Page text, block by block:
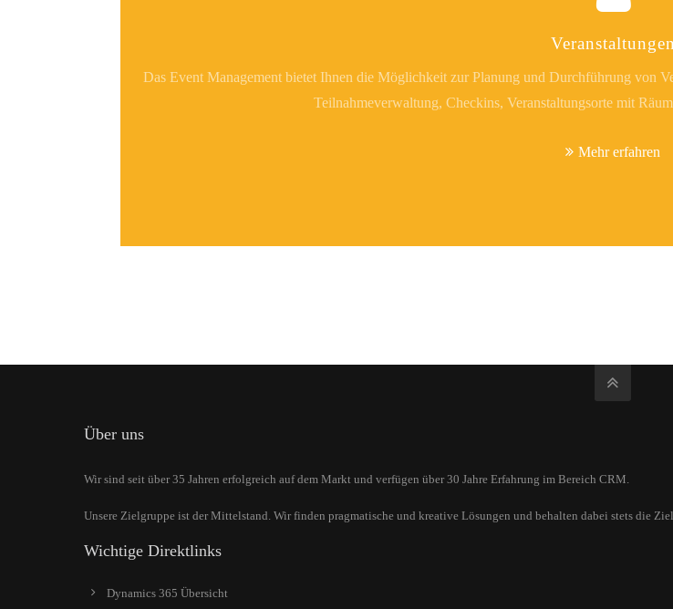
Veranstaltungen
Das Event Management bietet Ihnen die Möglichkeit zur Planung und Durchführung von
Teilnahmeverwaltung, Checkins, Veranstaltungsorte mit
Mehr erfahren
Über uns
Wir sind seit über 35 Jahren erfolgreich auf dem Markt und verfügen über 30 Jahre Erfahrung im Bereich CRM.
Unsere Zielgruppe ist der Mittelstand. Wir finden pragmatische und kreative Lösungen und behalten dabei stets die
Wichtige Direktlinks
Dynamics 365 Übersicht